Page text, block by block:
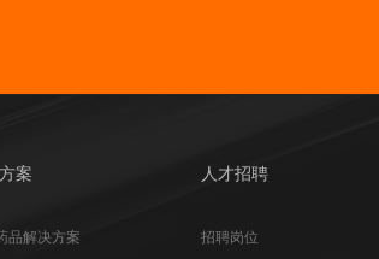
案
品解决方案
人才招聘
招聘岗位